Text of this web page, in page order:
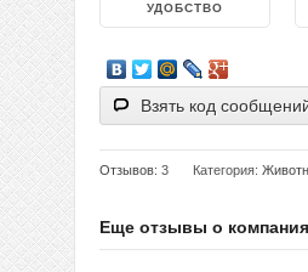
УДОБСТВО
Взять код
Отзывов: 3 Категория:
Еще отзывы о